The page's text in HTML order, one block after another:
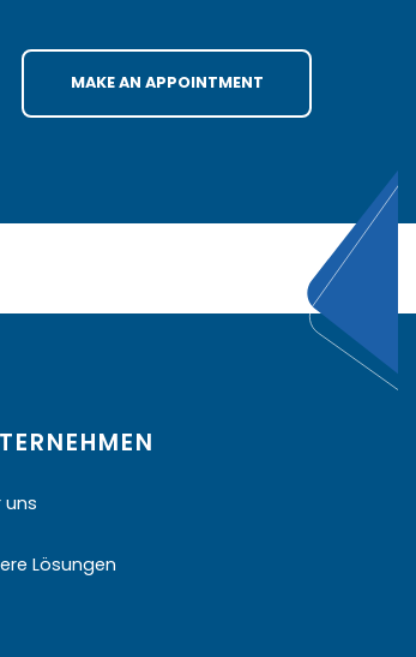
MAKE AN APPOINTMENT
uns
Lösungen